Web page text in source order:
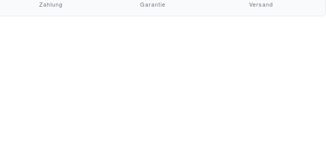
Zahlung
Garantie
Versand